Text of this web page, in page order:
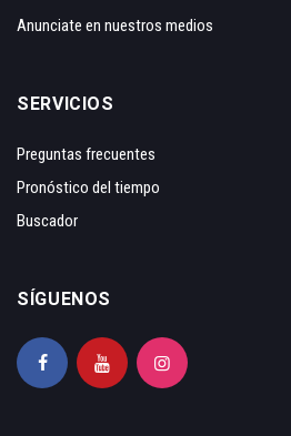
Anunciate en nuestros medios
SERVICIOS
Preguntas frecuentes
Pronóstico del tiempo
Buscador
SÍGUENOS